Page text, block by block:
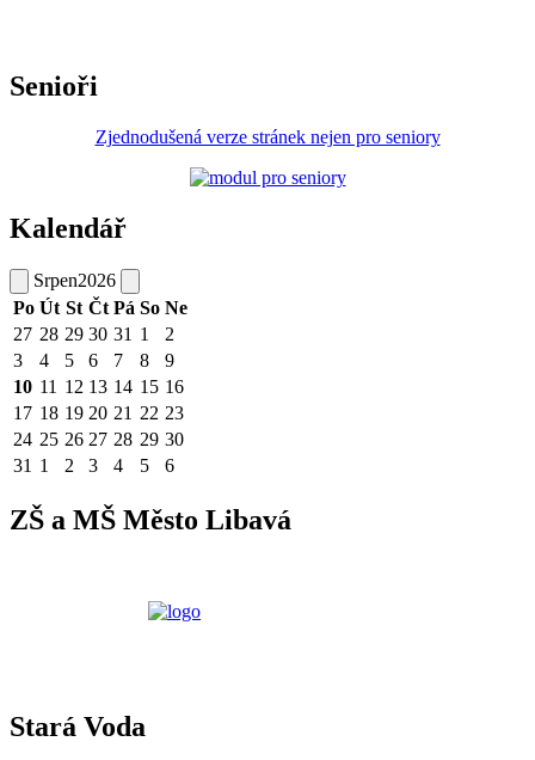
Senioři
Zjednodušená verze stránek nejen pro seniory
Kalendář
Srpen2026
Po Út St Čt Pá So Ne
27 28 29 30 31 1
2
3
4 5 6 7 8
9
10 11 12 13 14 15 16
17 18 19 20 21 22 23
24 25 26 27 28 29 30
31 1 2 3 4 5 6
ZŠ a MŠ Město Libavá
Stará Voda